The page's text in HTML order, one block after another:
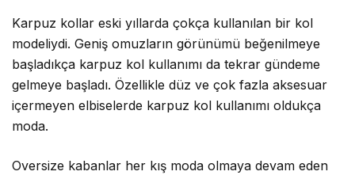
Karpuz kollar eski yıllarda çokça kullanılan bir kol
modeliydi. Geniş omuzların görünümü beğenilmeye
başladıkça karpuz kol kullanımı da tekrar gündeme
gelmeye başladı. Özellikle düz ve çok fazla aksesuar
içermeyen elbiselerde karpuz kol kullanımı oldukça
moda.
Oversize kabanlar her kış moda olmaya devam eden